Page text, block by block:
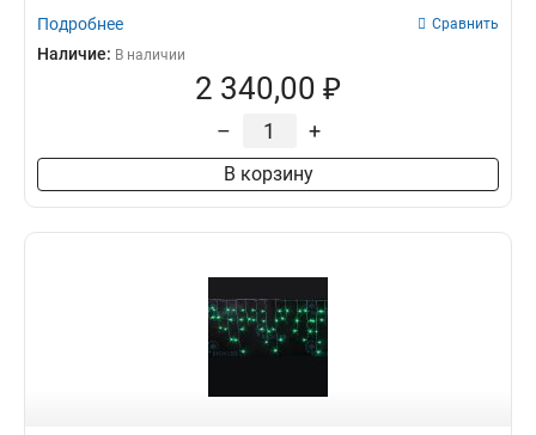
Подробнее Сравнить
Наличие: В наличии
2 340,00 ₽
– +
В корзину